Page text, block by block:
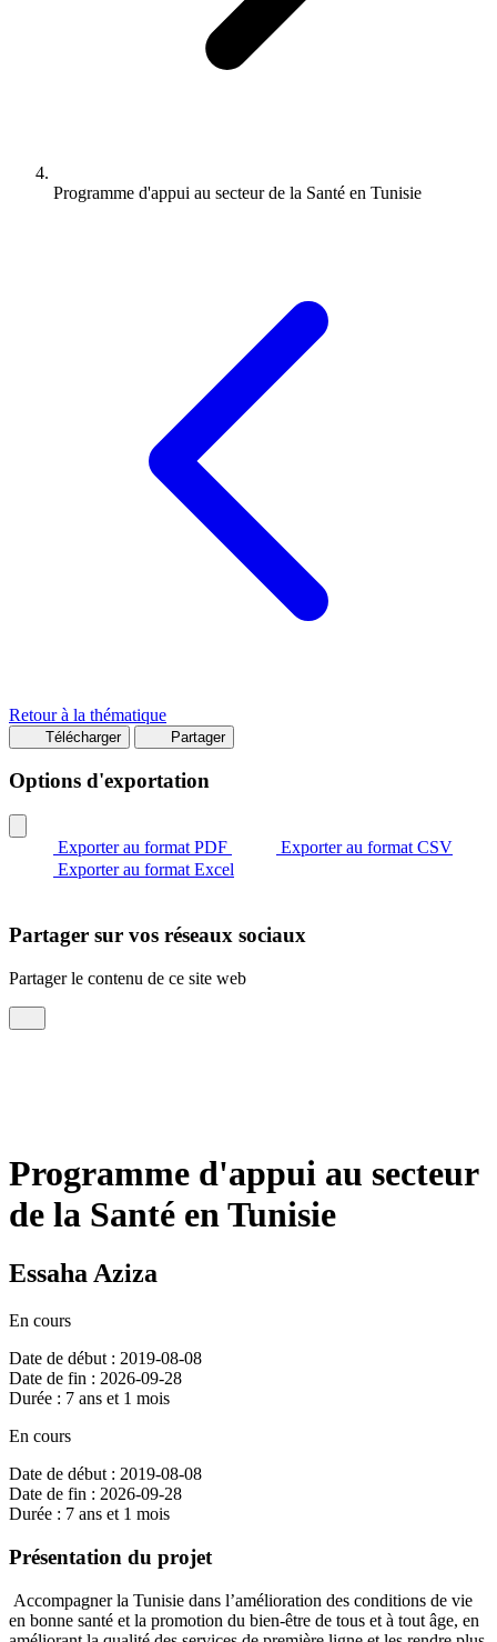
Programme d'appui au secteur de la Santé en Tunisie
Retour à la thématique
Télécharger Partager
Options d'exportation
Exporter au format PDF
Exporter au format CSV
Exporter au format Excel
Partager sur vos réseaux sociaux
Partager le contenu de ce site web
Programme d'appui au secteur
de la Santé en Tunisie
Essaha Aziza
En cours
Date de début : 2019-08-08
Date de fin : 2026-09-28
Durée : 7 ans et 1 mois
En cours
Date de début : 2019-08-08
Date de fin : 2026-09-28
Durée : 7 ans et 1 mois
Présentation du projet
Accompagner la Tunisie dans l’amélioration des conditions de vie
en bonne santé et la promotion du bien-être de tous et à tout âge, en